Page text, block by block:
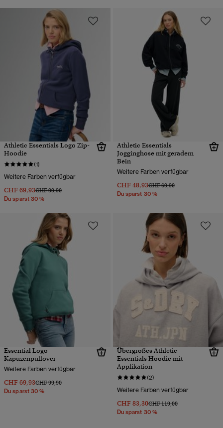
Athletic Essentials Logo Zip-
Hoodie
(1)
Weitere Farben verfügbar
CHF 69,93Preis wurde reduziert von
CHF 99,90bis
Du sparst 30 %
Athletic Essentials
Jogginghose mit geradem
Bein
Weitere Farben verfügbar
CHF 48,93Preis wurde reduziert von
CHF 69,90bis
Du sparst 30 %
Essential Logo
Kapuzenpullover
Weitere Farben verfügbar
CHF 69,93Preis wurde reduziert von
CHF 99,90bis
Du sparst 30 %
Übergroßes Athletic
Essentials Hoodie mit
Applikation
(2)
Weitere Farben verfügbar
CHF 83,30Preis wurde reduziert von
CHF 119,00bis
Du sparst 30 %